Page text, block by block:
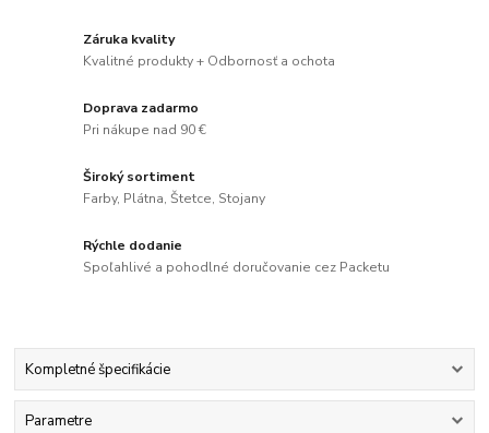
Záruka kvality
Kvalitné produkty + Odbornosť a ochota
Doprava zadarmo
Pri nákupe nad 90 €
Široký sortiment
Farby, Plátna, Štetce, Stojany
Rýchle dodanie
Spoľahlivé a pohodlné doručovanie cez Packetu
Kompletné špecifikácie
Parametre